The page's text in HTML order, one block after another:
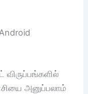
விருப்பங்களில்
அனுப்பலாம்